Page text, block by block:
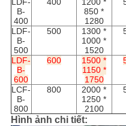
LDF-
B-
400
400
1200 *
850 *
1280
LDF-
B-
500
500
1300 *
1000 *
1520
LDF-
B-
600
600
1500 *
1150 *
1750
LCF-
B-
800
800
2000 *
1250 *
2100
Hình ảnh chi tiết: